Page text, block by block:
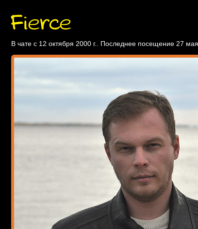
Fierce
В чате с 12 октября 2000 г.. Последнее посещение 27 мая